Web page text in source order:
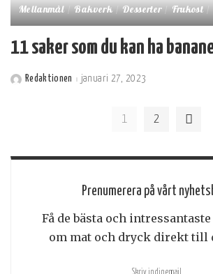
Mellanmål Bakverk Desserter Frukost
11 saker som du kan ha
PostatRedaktionen januari 27, 2023
1 2
Prenumerera på vårt
Få de bästa och
om mat och dryck direkt till